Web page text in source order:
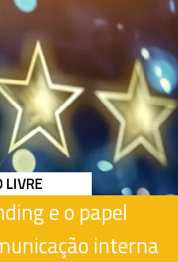
LIVRE
e o papel
interna